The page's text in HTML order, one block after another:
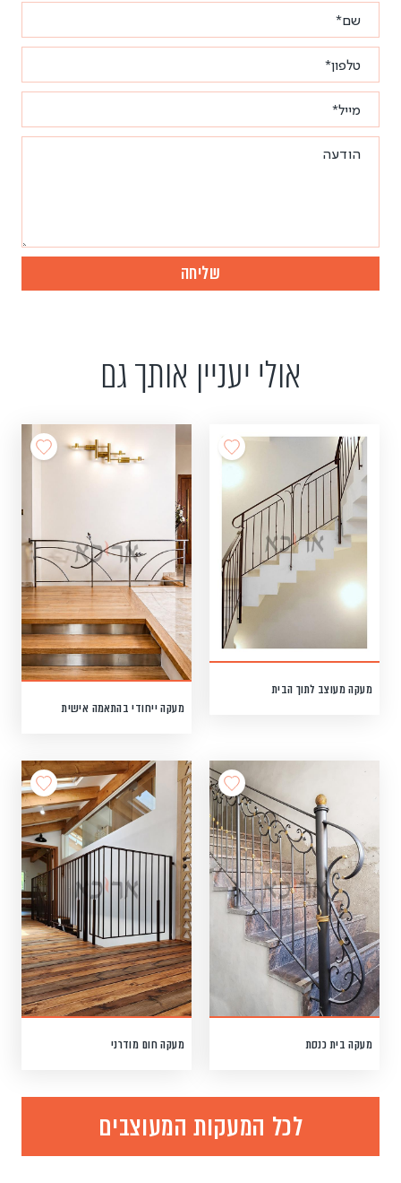
אולי יעניין אותך גם
מעקה מעוצב לתוך הבית
מעקה ייחודי בהתאמה אישית
מעקה בית כנסת מעקה חום מודרני
לכל המעקות המעוצבים